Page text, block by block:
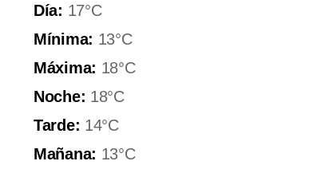
Día: 17°C
Mínima: 13°C
Máxima: 18°C
Noche: 18°C
Tarde: 14°C
Mañana: 13°C